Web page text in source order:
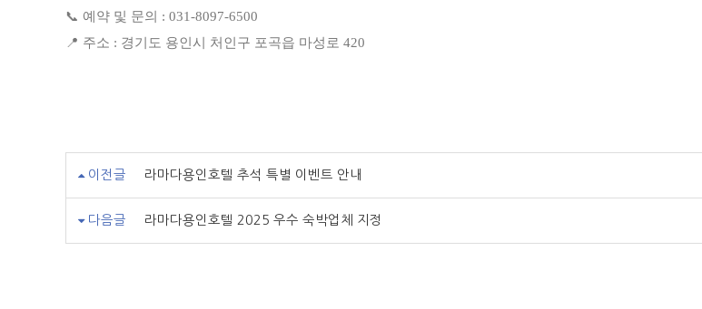
📞 예약 및 문의 : 031-8097-6500
📍 주소 : 경기도 용인시 처인구 포곡읍 마성로 420
이전글 라마다용인호텔 추석 특별 이벤트 안내
다음글 라마다용인호텔 2025 우수 숙박업체 지정